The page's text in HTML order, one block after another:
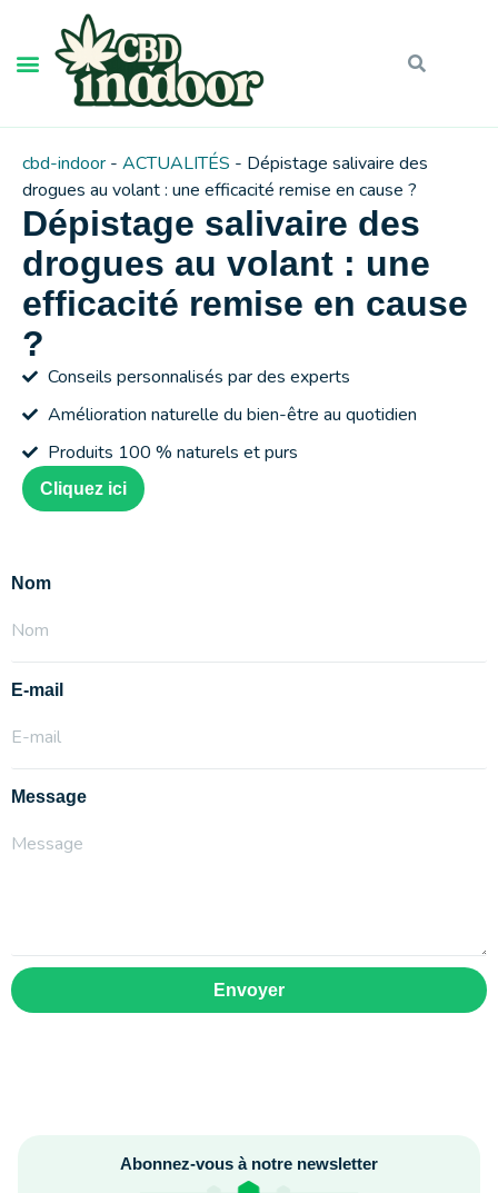
cbd-indoor - ACTUALITÉS - Dépistage salivaire des
drogues au volant : une efficacité remise en cause ?
Dépistage salivaire des
drogues au volant : une
efficacité remise en cause
?
Conseils personnalisés par des experts
Amélioration naturelle du bien-être au quotidien
Produits 100 % naturels et purs
Cliquez ici
Nom
E-mail
Message
Envoyer
Abonnez-vous à notre newsletter